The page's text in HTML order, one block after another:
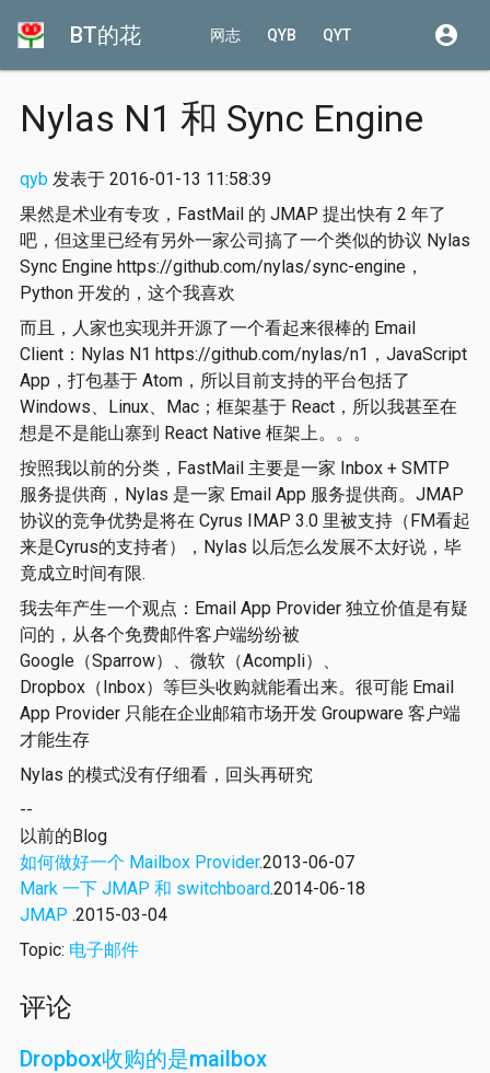
BT的花 网志 QYB QYT account_circle
Nylas N1 和 Sync Engine
qyb 发表于 2016-01-13 11:58:39
果然是术业有专攻，FastMail 的 JMAP 提出快有 2 年了
吧，但这里已经有另外一家公司搞了一个类似的协议 Nylas
Sync Engine https://github.com/nylas/sync-engine，
Python 开发的，这个我喜欢
而且，人家也实现并开源了一个看起来很棒的 Email
Client：Nylas N1 https://github.com/nylas/n1，JavaScript
App，打包基于 Atom，所以目前支持的平台包括了
Windows、Linux、Mac；框架基于 React，所以我甚至在
想是不是能山寨到 React Native 框架上。。。
按照我以前的分类，FastMail 主要是一家 Inbox + SMTP
服务提供商，Nylas 是一家 Email App 服务提供商。JMAP
协议的竞争优势是将在 Cyrus IMAP 3.0 里被支持（FM看起
来是Cyrus的支持者），Nylas 以后怎么发展不太好说，毕
竟成立时间有限.
我去年产生一个观点：Email App Provider 独立价值是有疑
问的，从各个免费邮件客户端纷纷被
Google（Sparrow）、微软（Acompli）、
Dropbox（Inbox）等巨头收购就能看出来。很可能 Email
App Provider 只能在企业邮箱市场开发 Groupware 客户端
才能生存
Nylas 的模式没有仔细看，回头再研究
--
以前的Blog
如何做好一个 Mailbox Provider.2013-06-07
Mark 一下 JMAP 和 switchboard.2014-06-18
JMAP .2015-03-04
Topic: 电子邮件
评论
Dropbox收购的是mailbox